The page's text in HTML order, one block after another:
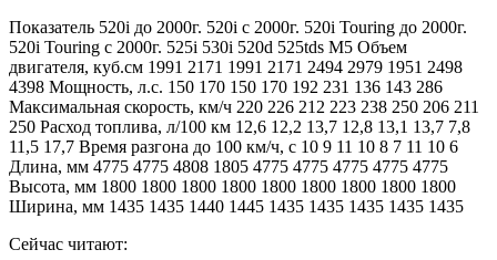
Показатель 520i до 2000г. 520i с 2000г. 520i Touring до 2000г.
520i Touring с 2000г. 525i 530i 520d 525tds M5 Объем
двигателя, куб.см 1991 2171 1991 2171 2494 2979 1951 2498
4398 Мощность, л.с. 150 170 150 170 192 231 136 143 286
Максимальная скорость, км/ч 220 226 212 223 238 250 206 211
250 Расход топлива, л/100 км 12,6 12,2 13,7 12,8 13,1 13,7 7,8
11,5 17,7 Время разгона до 100 км/ч, с 10 9 11 10 8 7 11 10 6
Длина, мм 4775 4775 4808 1805 4775 4775 4775 4775 4775
Высота, мм 1800 1800 1800 1800 1800 1800 1800 1800 1800
Ширина, мм 1435 1435 1440 1445 1435 1435 1435 1435 1435
Сейчас читают: